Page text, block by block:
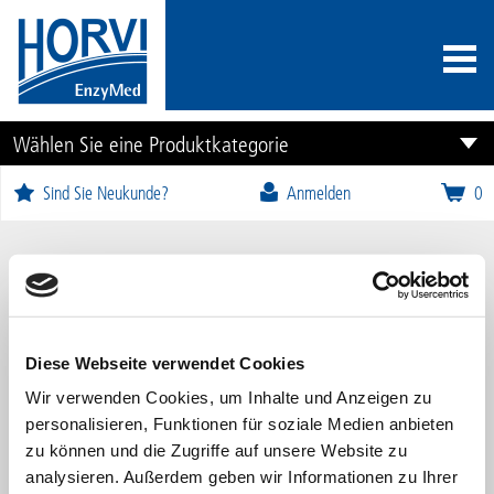
Diese Webseite verwendet Cookies
Wir verwenden Cookies, um Inhalte und Anzeigen zu
personalisieren, Funktionen für soziale Medien anbieten
zu können und die Zugriffe auf unsere Website zu
analysieren. Außerdem geben wir Informationen zu Ihrer
Wählen Sie eine Produktkategorie
Sind Sie Neukunde? Anmelden 0
Nukleozym comp. 9